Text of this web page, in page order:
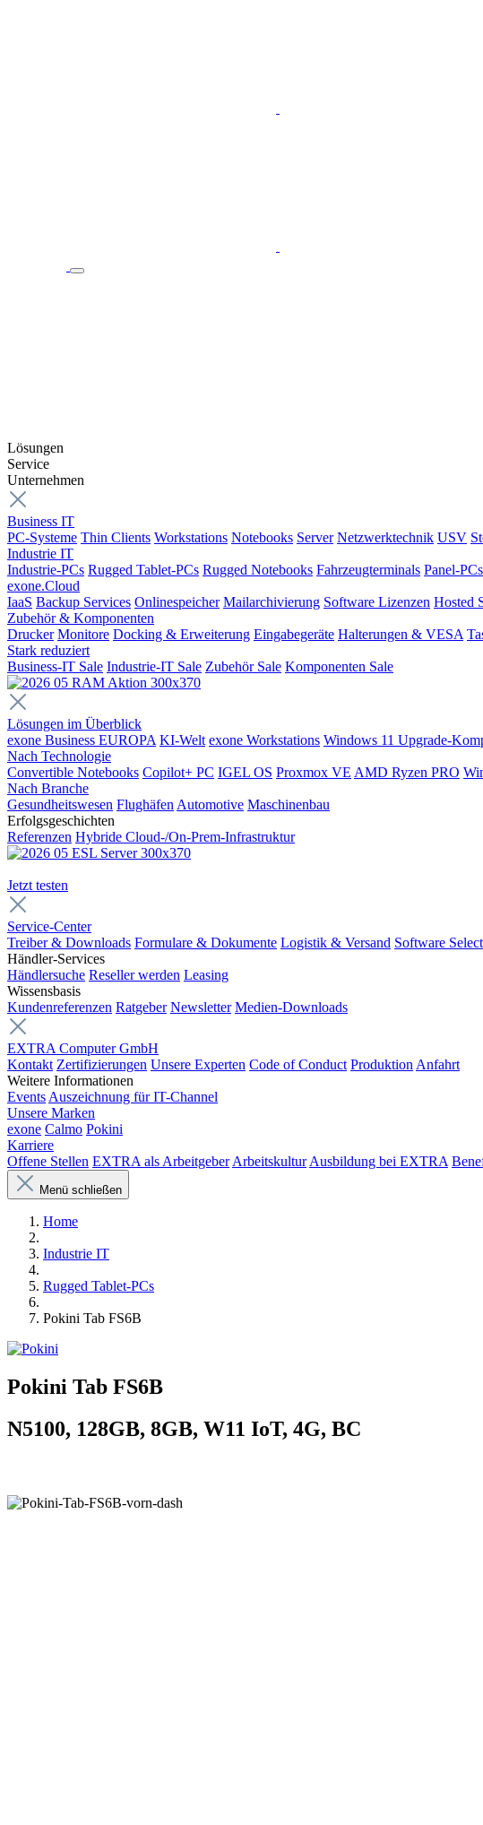
Lösungen
Service
Unternehmen
Business IT
PC-Systeme Thin Clients Workstations Notebooks Server Netzwerktechnik USV
Industrie IT
Industrie-PCs Rugged Tablet-PCs Rugged Notebooks Fahrzeugterminals Panel-
exone.Cloud
IaaS Backup Services Onlinespeicher Mailarchivierung Software Lizenzen Hosted
Zubehör & Komponenten
Drucker Monitore Docking & Erweiterung Eingabegeräte Halterungen & VESA
Stark reduziert
Business-IT Sale Industrie-IT Sale Zubehör Sale Komponenten Sale
Lösungen im Überblick
exone Business EUROPA KI-Welt exone Workstations Windows 11 Upgrade-
Nach Technologie
Convertible Notebooks Copilot+ PC IGEL OS Proxmox VE AMD Ryzen PRO
Nach Branche
Gesundheitswesen Flughäfen Automotive Maschinenbau
Erfolgsgeschichten
Referenzen Hybride Cloud-/On-Prem-Infrastruktur
Jetzt testen
Service-Center
Treiber & Downloads Formulare & Dokumente Logistik & Versand Software Select
Händler-Services
Händlersuche Reseller werden Leasing
Wissensbasis
Kundenreferenzen Ratgeber Newsletter Medien-Downloads
EXTRA Computer GmbH
Kontakt Zertifizierungen Unsere Experten Code of Conduct Produktion Anfahrt
Weitere Informationen
Events Auszeichnung für IT-Channel
Unsere Marken
exone Calmo Pokini
Karriere
Offene Stellen EXTRA als Arbeitgeber Arbeitskultur Ausbildung bei EXTRA
Menü schließen
Home
Industrie IT
Rugged Tablet-PCs
Pokini Tab FS6B
Pokini Tab FS6B
N5100, 128GB, 8GB, W11 IoT, 4G, BC